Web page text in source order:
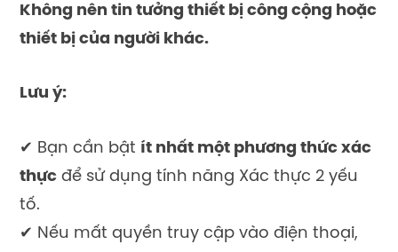
Không nên tin tưởng thiết bị công cộng hoặc
thiết bị của người khác.
Lưu ý:
✔ Bạn cần bật ít nhất một phương thức xác
thực để sử dụng tính năng Xác thực 2 yếu
tố.
✔ Nếu mất quyền truy cập vào điện thoại,